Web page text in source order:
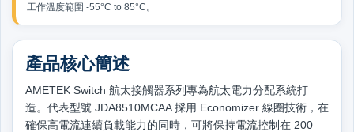
工作溫度範圍 -55°C to 85°C。
產品核心簡述
AMETEK Switch 航太接觸器系列專為航太電力分配系統打
造。代表型號 JDA8510MCAA 採用 Economizer 線圈技術，在
確保高電流連續負載能力的同時，可將保持電流控制在 200